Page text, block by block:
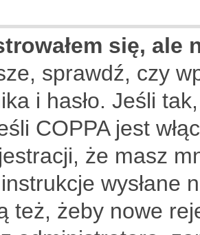
się, ale
sprawdź, czy
i hasło. Jeśli
COPPA jest
że masz
wysłane
też, żeby nowe